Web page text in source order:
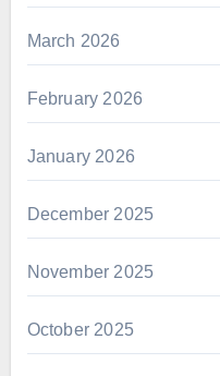
March 2026
February 2026
January 2026
December 2025
November 2025
October 2025